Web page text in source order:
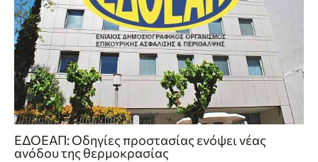
ΕΔΟΕΑΠ: Οδηγίες προστασίας ενόψει νέας
ανόδου της θερμοκρασίας